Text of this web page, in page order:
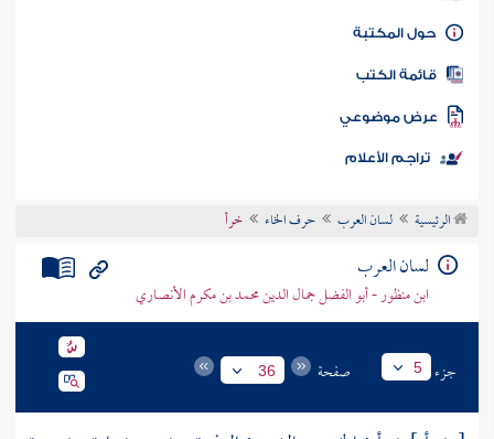
كتاب الأمة
المكتبة
الكتب
موضوعي
تراجم الأعلام
الرئيسية لسان العرب حرف الخاء خرأ
لسان العرب
ابن منظور - أبو الفضل جمال الدين محمد بن مكرم الأنصاري
جزء 5 صفحة 36